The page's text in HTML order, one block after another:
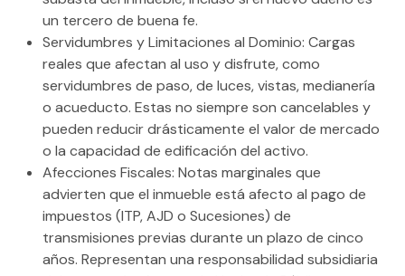
un tercero de buena fe.
Servidumbres y Limitaciones al Dominio: Cargas
reales que afectan al uso y disfrute, como
servidumbres de paso, de luces, vistas, medianería
o acueducto. Estas no siempre son cancelables y
pueden reducir drásticamente el valor de mercado
o la capacidad de edificación del activo.
Afecciones Fiscales: Notas marginales que
advierten que el inmueble está afecto al pago de
impuestos (ITP, AJD o Sucesiones) de
transmisiones previas durante un plazo de cinco
años. Representan una responsabilidad subsidiaria